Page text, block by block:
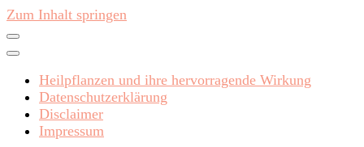
Zum Inhalt springen
Heilpflanzen und ihre hervorragende Wirkung
Datenschutzerklärung
Disclaimer
Impressum